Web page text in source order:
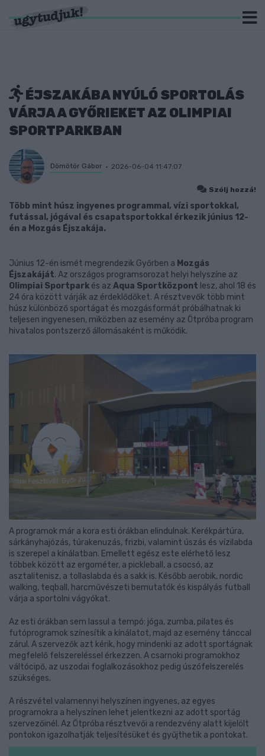
ÉJSZAKÁBA NYÚLÓ SPORTOLÁS
VÁRJA A GYŐRIEKET AZ OLIMPIAI
SPORTPARKBAN
Dömötör Gábor 2026-06-04 11:47:07
Szólj hozzá!
Több mint húsz ingyenes programmal, vízi sportokkal,
futással, jógával és csapatsportokkal érkezik június 12-
én a Mozgás Éjszakája.
Június 12-én ismét megrendezik Győrben a Mozgás
Éjszakáját. Az országos programsorozat helyi helyszíne az
Olimpiai Sportpark és az Aqua Sportközpont lesz, ahol 18 és
24 óra között várják az érdeklődőket. A résztvevők több mint
húsz különböző sportágat és mozgásformát próbálhatnak ki
teljesen ingyenesen, miközben az esemény az Ötpróba program
hivatalos pontszerző állomásaként is működik.
A programok már a kora esti órákban elindulnak. Kerékpártúra,
sárkányhajózás, túrakenuzás, frizbi, valamint úszás és vízilabda
is szerepel a kínálatban. Emellett egész este elérhető lesz
többek között az ergométer, a pickleball, a csocsó, az
asztalitenisz, a tollaslabda és a sakk is. Később aerobik, nordic
walking, teqball, harcművészeti bemutatók és kispályás futball
várja a sportolni vágyókat.
Az esti órákban sem lassul a tempó: jóga, zumba, pilates és
futóprogramok színesítik a kínálatot, majd az esemény tánccal
zárul. A szervezők azt kérik, hogy mindenki az adott sportágnak
megfelelő felszereléssel érkezzen. A csarnoki programokhoz
váltócipő, az uszodai foglalkozásokhoz pedig úszófelszerelés
szükséges.
A részvétel valamennyi helyszínen ingyenes, az egyes
programokra a helyszínen lehet jelentkezni az adott sportág
szervezőinél. Az Ötpróba résztvevői a rendezvény alatt kijelölt
pontokon igazolhatják teljesítésüket és gyűjthetik a pontokat.